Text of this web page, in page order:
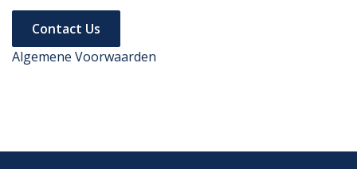
Contact Us
Algemene Voorwaarden